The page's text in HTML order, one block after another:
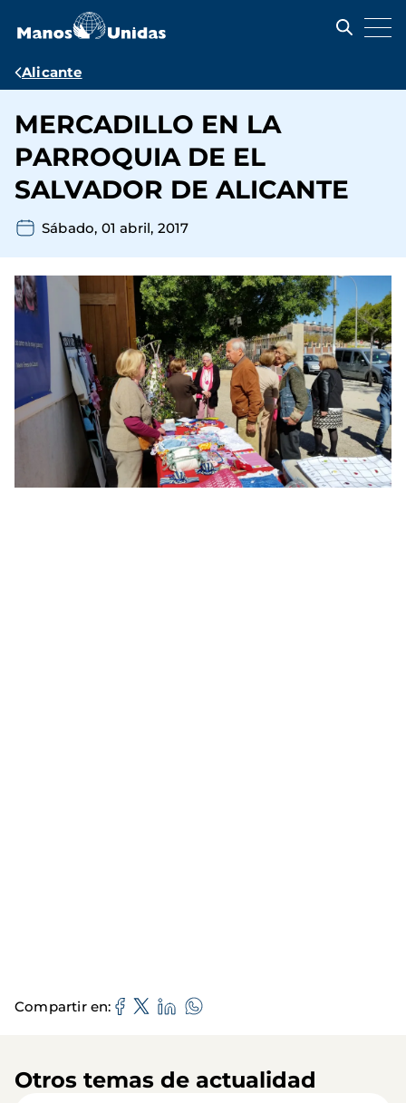
contenido
Ruta
navegación
Alicante
MERCADILLO EN LA
PARROQUIA DE EL
SALVADOR DE ALICANTE
Sábado, 01 abril, 2017
Compartir en
Otros temas de actualidad